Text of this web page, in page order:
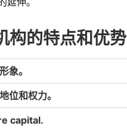
构的特点和优势
象。
位和权力。
capital.